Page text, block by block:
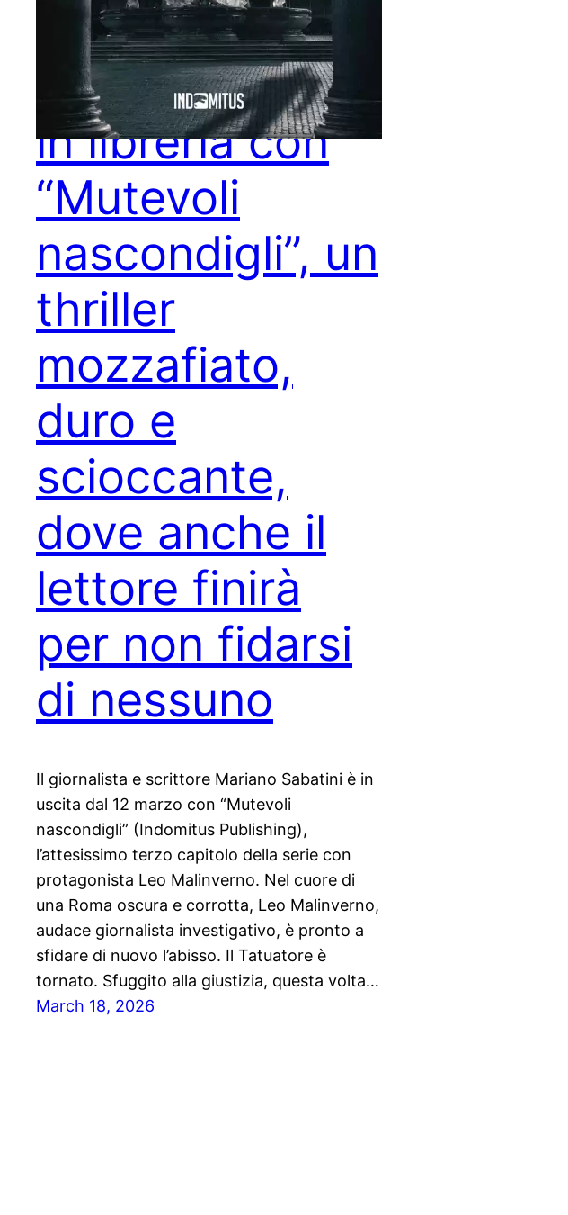
Mariano
Sabatini torna
in libreria con
“Mutevoli
nascondigli”, un
thriller
mozzafiato,
duro e
scioccante,
dove anche il
lettore finirà
per non fidarsi
di nessuno
Il giornalista e scrittore Mariano Sabatini è in
uscita dal 12 marzo con “Mutevoli
nascondigli” (Indomitus Publishing),
l’attesissimo terzo capitolo della serie con
protagonista Leo Malinverno. Nel cuore di
una Roma oscura e corrotta, Leo Malinverno,
audace giornalista investigativo, è pronto a
sfidare di nuovo l’abisso. Il Tatuatore è
tornato. Sfuggito alla giustizia, questa volta…
March 18, 2026